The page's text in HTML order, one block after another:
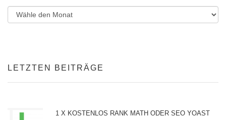
LETZTEN BEITRÄGE
1 X KOSTENLOS RANK MATH ODER SEO YOAST